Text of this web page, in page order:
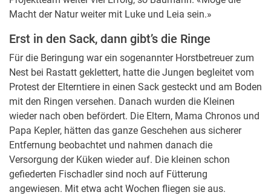
Macht der Natur weiter mit Luke und Leia sein.»
Erst in den Sack, dann gibt’s die Ringe
Für die Beringung war ein sogenannter Horstbetreuer zum
Nest bei Rastatt geklettert, hatte die Jungen begleitet vom
Protest der Elterntiere in einen Sack gesteckt und am Boden
mit den Ringen versehen. Danach wurden die Kleinen
wieder nach oben befördert. Die Eltern, Mama Chronos und
Papa Kepler, hätten das ganze Geschehen aus sicherer
Entfernung beobachtet und nahmen danach die
Versorgung der Küken wieder auf. Die kleinen schon
gefiederten Fischadler sind noch auf Fütterung
angewiesen. Mit etwa acht Wochen fliegen sie aus.